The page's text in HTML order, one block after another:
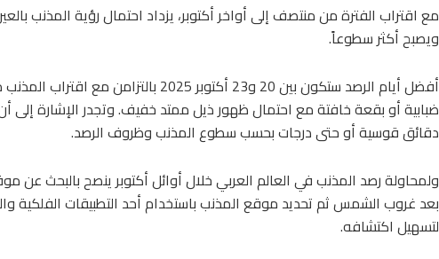
مع اقتراب الفترة من منتصف إلى أواخر أكتوبر، يزداد احتمال رؤية المذنب
ويصبح أكثر سطوعاً.
أفضل أيام الرصد ستكون بين 20 و23 أكتوبر
ضبابية أو بقعة خافتة مع احتمال ظهور ذيل ممتد خفيف. وتجدر الإشارة
دقائق قوسية أو حتى درجات بحسب سطوع المذنب وظروف الرصد.
ولمحاولة رصد المذنب في العالم العربي خلال أوائل أكتوبر ينصح بالبحث
لتسهيل اكتشافه.